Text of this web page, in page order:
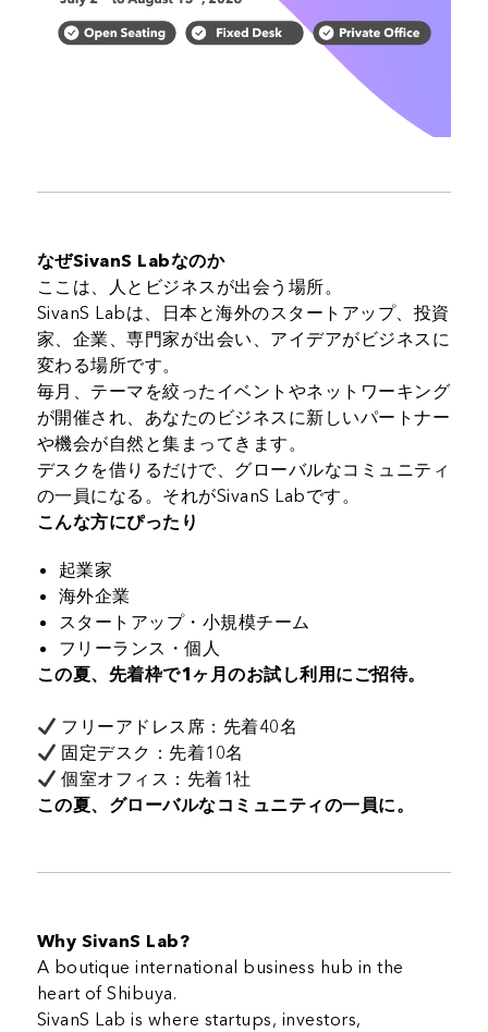
なぜSivanS Labなのか
ここは、人とビジネスが出会う場所。
SivanS Labは、日本と海外のスタートアップ、投資
家、企業、専門家が出会い、アイデアがビジネスに
変わる場所です。
毎月、テーマを絞ったイベントやネットワーキング
が開催され、あなたのビジネスに新しいパートナー
や機会が自然と集まってきます。
デスクを借りるだけで、グローバルなコミュニティ
の一員になる。それがSivanS Labです。
こんな方にぴったり
起業家
海外企業
スタートアップ・小規模チーム
フリーランス・個人
この夏、先着枠で1ヶ月のお試し利用にご招待。
フリーアドレス席：先着40名
固定デスク：先着10名
個室オフィス：先着1社
この夏、グローバルなコミュニティの一員に。
Why SivanS Lab?
A boutique international business hub in the
heart of Shibuya.
SivanS Lab is where startups, investors,